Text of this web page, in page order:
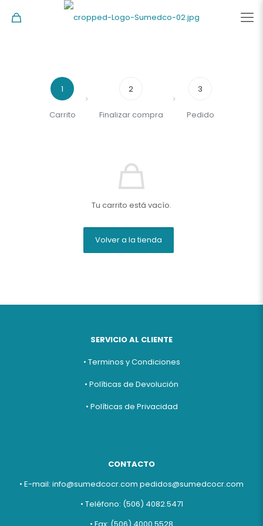
1
Carrito
2
Finalizar compra
3
Pedido
Tu carrito está vacío.
Volver a la tienda
SERVICIO AL CLIENTE
• Terminos y Condiciones
• Políticas de Devolución
• Políticas de Privacidad
CONTACTO
• E-mail: info@sumedcocr.com pedidos@sumedcocr.com
• Teléfono: (506) 4082.5471